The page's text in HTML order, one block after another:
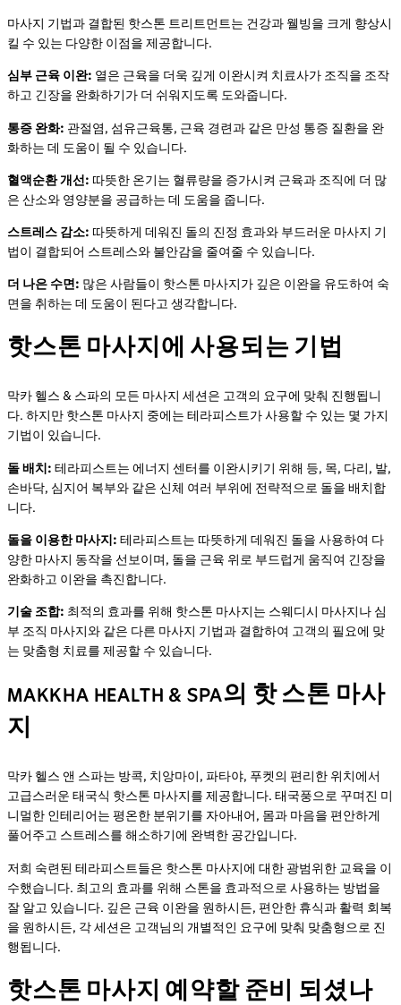
마사지 기법과 결합된 핫스톤 트리트먼트는 건강과 웰빙을 크게 향상시
킬 수 있는 다양한 이점을 제공합니다.
심부 근육 이완: 열은 근육을 더욱 깊게 이완시켜 치료사가 조직을 조작
하고 긴장을 완화하기가 더 쉬워지도록 도와줍니다.
통증 완화: 관절염, 섬유근육통, 근육 경련과 같은 만성 통증 질환을 완
화하는 데 도움이 될 수 있습니다.
혈액순환 개선: 따뜻한 온기는 혈류량을 증가시켜 근육과 조직에 더 많
은 산소와 영양분을 공급하는 데 도움을 줍니다.
스트레스 감소: 따뜻하게 데워진 돌의 진정 효과와 부드러운 마사지 기
법이 결합되어 스트레스와 불안감을 줄여줄 수 있습니다.
더 나은 수면: 많은 사람들이 핫스톤 마사지가 깊은 이완을 유도하여 숙
면을 취하는 데 도움이 된다고 생각합니다.
핫스톤 마사지에 사용되는 기법
막카 헬스 & 스파의 모든 마사지 세션은 고객의 요구에 맞춰 진행됩니
다. 하지만 핫스톤 마사지 중에는 테라피스트가 사용할 수 있는 몇 가지
기법이 있습니다.
돌 배치: 테라피스트는 에너지 센터를 이완시키기 위해 등, 목, 다리, 발,
손바닥, 심지어 복부와 같은 신체 여러 부위에 전략적으로 돌을 배치합
니다.
돌을 이용한 마사지: 테라피스트는 따뜻하게 데워진 돌을 사용하여 다
양한 마사지 동작을 선보이며, 돌을 근육 위로 부드럽게 움직여 긴장을
완화하고 이완을 촉진합니다.
기술 조합: 최적의 효과를 위해 핫스톤 마사지는 스웨디시 마사지나 심
부 조직 마사지와 같은 다른 마사지 기법과 결합하여 고객의 필요에 맞
는 맞춤형 치료를 제공할 수 있습니다.
MAKKHA HEALTH & SPA의 핫 스톤 마사
지
막카 헬스 앤 스파는 방콕, 치앙마이, 파타야, 푸켓의 편리한 위치에서
고급스러운 태국식 핫스톤 마사지를 제공합니다. 태국풍으로 꾸며진 미
니멀한 인테리어는 평온한 분위기를 자아내어, 몸과 마음을 편안하게
풀어주고 스트레스를 해소하기에 완벽한 공간입니다.
저희 숙련된 테라피스트들은 핫스톤 마사지에 대한 광범위한 교육을 이
수했습니다. 최고의 효과를 위해 스톤을 효과적으로 사용하는 방법을
잘 알고 있습니다. 깊은 근육 이완을 원하시든, 편안한 휴식과 활력 회복
을 원하시든, 각 세션은 고객님의 개별적인 요구에 맞춰 맞춤형으로 진
행됩니다.
핫스톤 마사지 예약할 준비 되셨나